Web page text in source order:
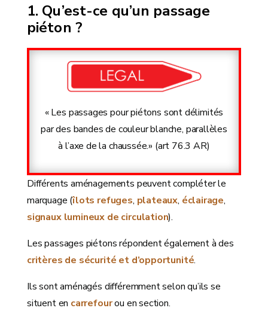
Qu’est-ce qu’un passage
piéton ?
« Les passages pour piétons sont délimités
par des bandes de couleur blanche, parallèles
à l’axe de la chaussée.» (art 76.3 AR)
Différents aménagements peuvent compléter le
marquage (îlots refuges, plateaux, éclairage,
signaux lumineux de circulation).
Les passages piétons répondent également à des
critères de sécurité et d’opportunité.
Ils sont aménagés différemment selon qu’ils se
situent en carrefourou en section.